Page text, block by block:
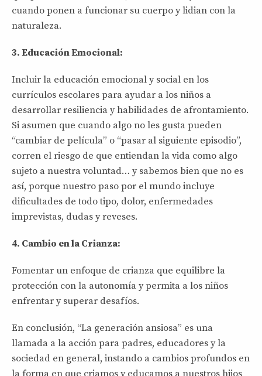
cuando ponen a funcionar su cuerpo y lidian con la
naturaleza.
3. Educación Emocional:
Incluir la educación emocional y social en los
currículos escolares para ayudar a los niños a
desarrollar resiliencia y habilidades de afrontamiento.
Si asumen que cuando algo no les gusta pueden
“cambiar de película” o “pasar al siguiente episodio”,
corren el riesgo de que entiendan la vida como algo
sujeto a nuestra voluntad… y sabemos bien que no es
así, porque nuestro paso por el mundo incluye
dificultades de todo tipo, dolor, enfermedades
imprevistas, dudas y reveses.
4. Cambio en la Crianza:
Fomentar un enfoque de crianza que equilibre la
protección con la autonomía y permita a los niños
enfrentar y superar desafíos.
En conclusión, “La generación ansiosa” es una
llamada a la acción para padres, educadores y la
sociedad en general, instando a cambios profundos en
la forma en que criamos y educamos a nuestros hijos